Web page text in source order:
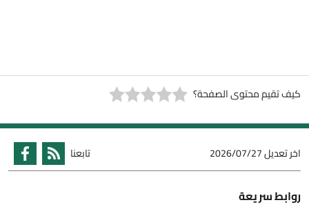
كيف تقيم محتوى الصفحة؟
اخر تعديل2026/07/27 تابعنا
روابط سريعة